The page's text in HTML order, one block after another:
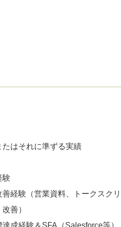
はそれに準ずる実績
験
経験（営業資料、トークスクリ
善）
成経験＆SFA（Salesforce等）